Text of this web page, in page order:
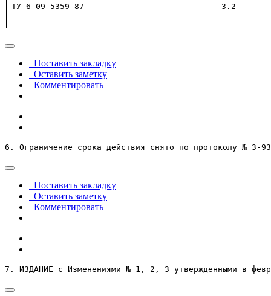
ТУ 6-09-5359-87 3.2
Поставить закладку
Оставить заметку
Комментировать
6. Ограничение срока действия снято по протоколу № 3-
Поставить закладку
Оставить заметку
Комментировать
7. ИЗДАНИЕ с Изменениями № 1, 2, 3 утвержденными в